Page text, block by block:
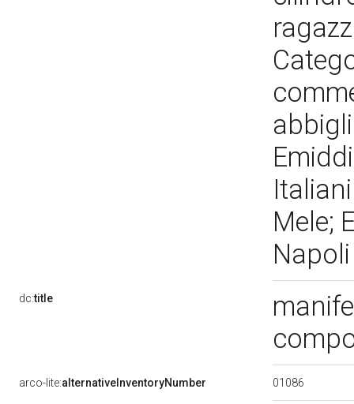
Mele;
dc:title
arco-lite:alternativeInventoryNumber 01086